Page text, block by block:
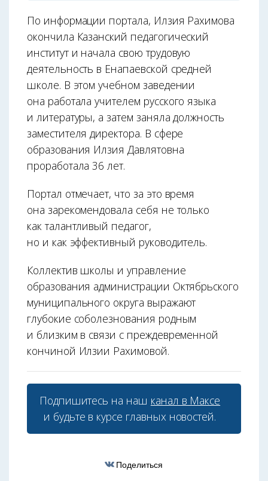
По информации портала, Илзия Рахимова
окончила Казанский педагогический
институт и начала свою трудовую
деятельность в Енапаевской средней
школе. В этом учебном заведении
она работала учителем русского языка
и литературы, а затем заняла должность
заместителя директора. В сфере
образования Илзия Давлятовна
проработала 36 лет.
Портал отмечает, что за это время
она зарекомендовала себя не только
как талантливый педагог,
но и как эффективный руководитель.
Коллектив школы и управление
образования администрации Октябрьского
муниципального округа выражают
глубокие соболезнования родным
и близким в связи с преждевременной
кончиной Илзии Рахимовой.
Подпишитесь на наш канал в Максе
и будьте в курсе главных новостей.
Поделиться